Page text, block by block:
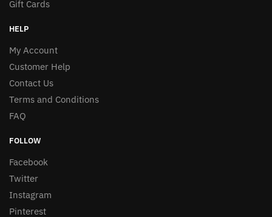
Gift Cards
HELP
My Account
Customer Help
Contact Us
Terms and Conditions
FAQ
FOLLOW
Facebook
Twitter
Instagram
Pinterest